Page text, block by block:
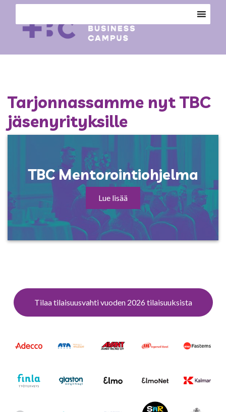
Tarjonnassamme nyt TBC
jäsenyrityksille
TBC Mentorointiohjelma
Lue lisää
Tilaa tilaisuusvahti vuoden 2026 tilaisuuksista